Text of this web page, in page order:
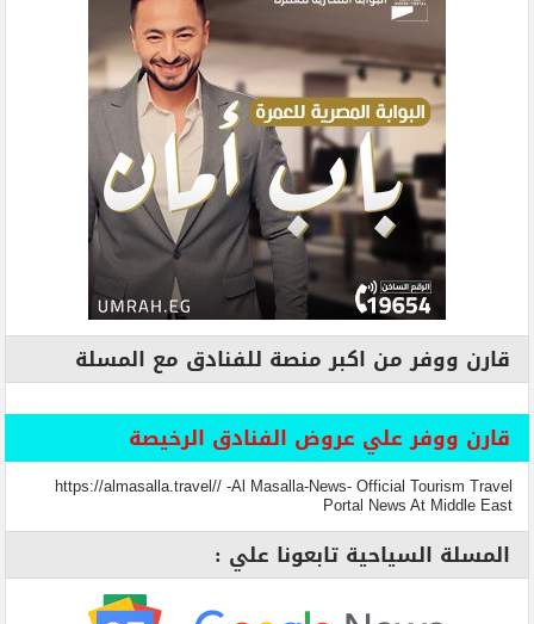
قارن ووفر من اكبر منصة للفنادق مع المسلة
قارن ووفر علي عروض الفنادق الرخيصة
https://almasalla.travel// -Al Masalla-News- Official Tourism Travel
Portal News At Middle East
المسلة السياحية تابعونا علي :